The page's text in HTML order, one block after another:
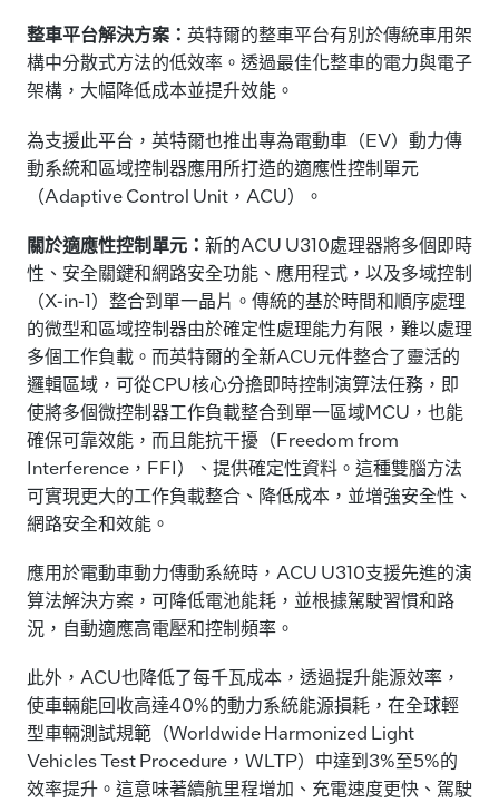
整車平台解決方案： 英特爾的整車平台有別於傳統車用架
構中分散式方法的低效率。透過最佳化整車的電力與電子
架構，大幅降低成本並提升效能。
為支援此平台，英特爾也推出專為電動車（EV）動力傳
動系統和區域控制器應用所打造的適應性控制單元
（Adaptive Control Unit，ACU）。
關於適應性控制單元： 新的ACU U310處理器將多個即時
性、安全關鍵和網路安全功能、應用程式，以及多域控制
（X-in-1）整合到單一晶片。傳統的基於時間和順序處理
的微型和區域控制器由於確定性處理能力有限，難以處理
多個工作負載。而英特爾的全新ACU元件整合了靈活的
邏輯區域，可從CPU核心分擔即時控制演算法任務，即
使將多個微控制器工作負載整合到單一區域MCU，也能
確保可靠效能，而且能抗干擾（Freedom from
Interference，FFI）、提供確定性資料。這種雙腦方法
可實現更大的工作負載整合、降低成本，並增強安全性、
網路安全和效能。
應用於電動車動力傳動系統時，ACU U310支援先進的演
算法解決方案，可降低電池能耗，並根據駕駛習慣和路
況，自動適應高電壓和控制頻率。
此外，ACU也降低了每千瓦成本，透過提升能源效率，
使車輛能回收高達40%的動力系統能源損耗，在全球輕
型車輛測試規範（Worldwide Harmonized Light
Vehicles Test Procedure，WLTP）中達到3%至5%的
效率提升。這意味著續航里程增加、充電速度更快、駕駛